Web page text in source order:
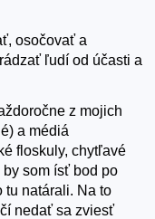
osočovať a
ľudí od účasti a
z mojich
a médiá
floskuly, chytľavé
by som ísť bod po
tu natárali. Na to
nedať sa zviesť